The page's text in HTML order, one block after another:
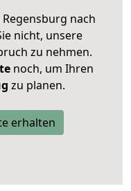
nach
nicht, unsere
zu nehmen.
noch, um Ihren
zu planen.
erhalten